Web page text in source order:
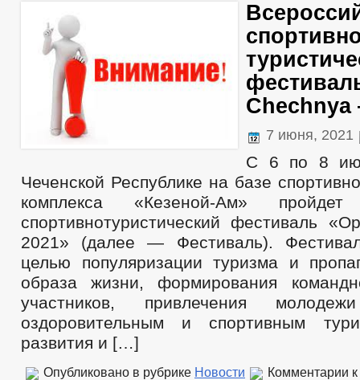
Chechnya
7 июня, 2021
С 6 по 8
Чеченской Республике на базе
комплекса «Кезеной-Ам» пройдет
спортивно­туристический фестиваль
2021» (далее — Фестиваль).
целью популяризации туризма и
образа жизни, формирования
участников, привлечения
оздоровительным и спортивным
развития и […]
Опубликовано в рубрике Новости Комментарии